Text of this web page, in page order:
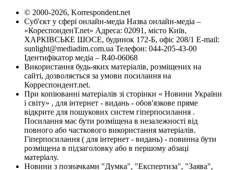
© 2000-2026, Korrespondent.net
Суб'єкт у сфері онлайн-медіа Назва онлайн-медіа –
«КореспонденТ.net» Адреса: 02091, місто Київ,
ХАРКІВСЬКЕ ШОСЕ, будинок 172-Б, офіс 208/1 E-mail:
sunlight@mediadim.com.ua Телефон: 044-205-43-00
Ідентифікатор медіа – R40-06068
Використання будь-яких матеріалів, розміщених на
сайті, дозволяється за умови посилання на
Корреспондент.net.
При копіюванні матеріалів зі сторінки « Новини України
і світу» , для інтернет - видань - обов'язкове пряме
відкрите для пошукових систем гіперпосилання .
Посилання має бути розміщена в незалежності від
повного або часткового використання матеріалів.
Гіперпосилання ( для інтернет - видань) - повинна бути
розміщена в підзаголовку або в першому абзаці
матеріалу.
Новини з позначками "Думка", "Експертиза", "Заява",